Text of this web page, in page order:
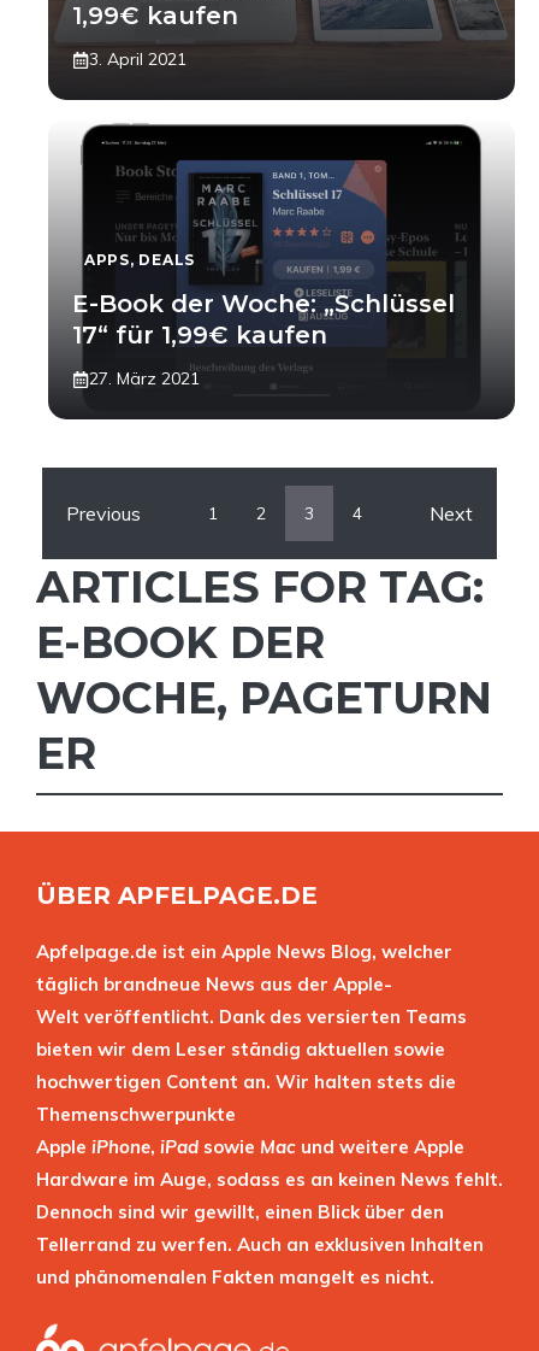
1,99€ kaufen
3. April 2021
APPS, DEALS
E-Book der Woche: „Schlüssel
17“ für 1,99€ kaufen
27. März 2021
Previous 1 2 3 4 Next
ARTICLES FOR TAG:
E-BOOK DER
WOCHE, PAGETURN
ER
ÜBER APFELPAGE.DE
Apfelpage.de ist ein Apple News Blog, welcher
täglich brandneue News aus der Apple-
Welt veröffentlicht. Dank des versierten Teams
bieten wir dem Leser ständig aktuellen sowie
hochwertigen Content an. Wir halten stets die
Themenschwerpunkte
Apple iPhone, iPad sowie Mac und weitere Apple
Hardware im Auge, sodass es an keinen News fehlt.
Dennoch sind wir gewillt, einen Blick über den
Tellerrand zu werfen. Auch an exklusiven Inhalten
und phänomenalen Fakten mangelt es nicht.